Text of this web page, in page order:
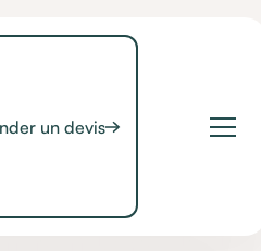
un devis
de tête